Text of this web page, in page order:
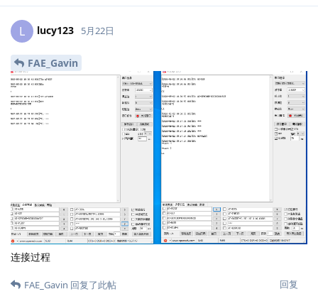
L lucy123 5月22日
FAE_Gavin
连接过程
回复
FAE_Gavin 回复了此帖